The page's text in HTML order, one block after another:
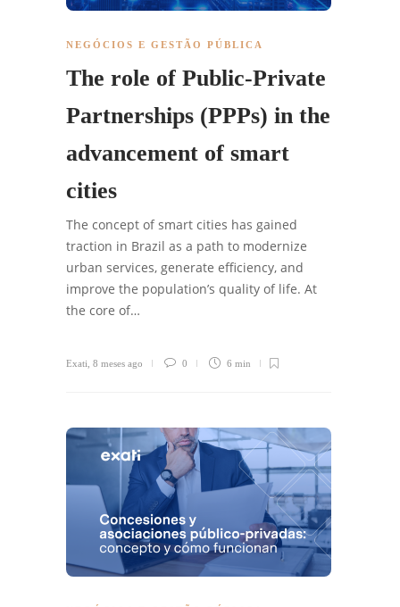
NEGÓCIOS E GESTÃO PÚBLICA
The role of Public-Private
Partnerships (PPPs) in the
advancement of smart
cities
The concept of smart cities has gained
traction in Brazil as a path to modernize
urban services, generate efficiency, and
improve the population’s quality of life. At
the core of…
Exati 8 meses ago 0 6 min